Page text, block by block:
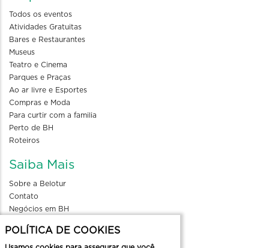
Todos os eventos
Atividades Gratuitas
Bares e Restaurantes
Museus
Teatro e Cinema
Parques e Praças
Ao ar livre e Esportes
Compras e Moda
Para curtir com a familia
Perto de BH
Roteiros
Saiba Mais
Sobre a Belotur
Contato
Negócios em BH
POLÍTICA DE COOKIES